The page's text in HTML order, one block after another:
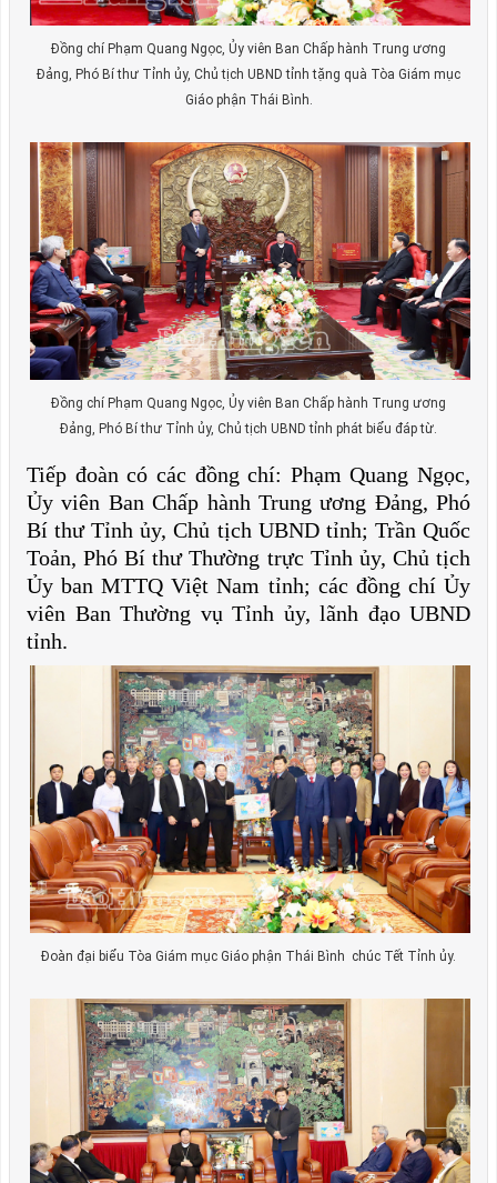
Đồng chí Phạm Quang Ngọc, Ủy viên Ban Chấp hành Trung ương
Đảng, Phó Bí thư Tỉnh ủy, Chủ tịch UBND tỉnh tặng quà Tòa Giám mục
Giáo phận Thái Bình.
Đồng chí Phạm Quang Ngọc, Ủy viên Ban Chấp hành Trung ương
Đảng, Phó Bí thư Tỉnh ủy, Chủ tịch UBND tỉnh phát biểu đáp từ.
Tiếp đoàn có các đồng chí: Phạm Quang Ngọc,
Ủy viên Ban Chấp hành Trung ương Đảng, Phó
Bí thư Tỉnh ủy, Chủ tịch UBND tỉnh; Trần Quốc
Toản, Phó Bí thư Thường trực Tỉnh ủy, Chủ tịch
Ủy ban MTTQ Việt Nam tỉnh; các đồng chí Ủy
viên Ban Thường vụ Tỉnh ủy, lãnh đạo UBND
tỉnh.
Đoàn đại biểu Tòa Giám mục Giáo phận Thái Bình chúc Tết Tỉnh ủy.